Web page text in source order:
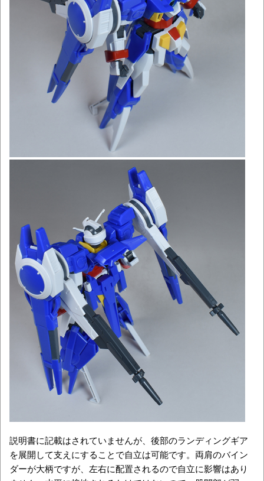
説明書に記載はされていませんが、後部のランディングギア
を展開して支えにすることで自立は可能です。両肩のバイン
ダーが大柄ですが、左右に配置されるので自立に影響はあり